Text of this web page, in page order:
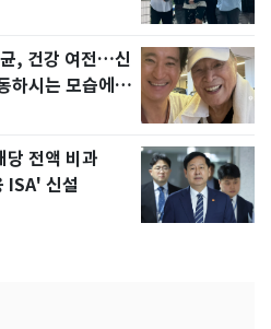
, 건강 여전…신
하시는 모습에 큰
당 전액 비과
ISA' 신설